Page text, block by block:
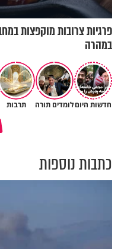
פרגיות צרובות מוקפצות
במהרה
חדשות היוםלומדים תורה תרבות
תעצרו לפני שאתם מוציאים
כתבות נוספות